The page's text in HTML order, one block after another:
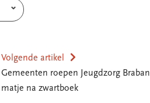
Volgende artikel
Gemeenten roepen Jeugdzorg
matje na zwartboek